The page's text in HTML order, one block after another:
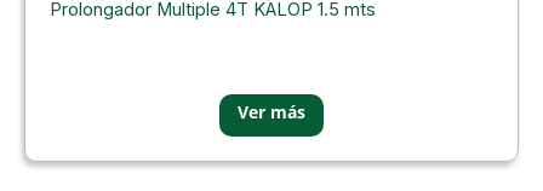
Prolongador Multiple 4T KALOP 1.5 mts